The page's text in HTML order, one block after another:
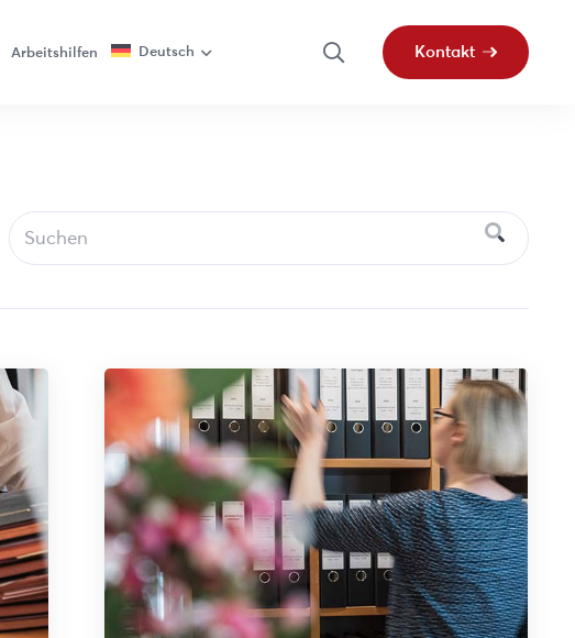
Arbeitshilfen Deutsch Kontakt